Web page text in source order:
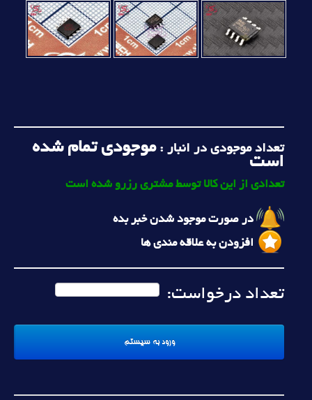
تعداد موجودی در انبار :موجودی تمام شده
است
تعدادی از این کالا توسط مشتری رزرو شده است
در صورت موجود شدن خبر بده
افزودن به علاقه مندی ها
تعداد درخواست: